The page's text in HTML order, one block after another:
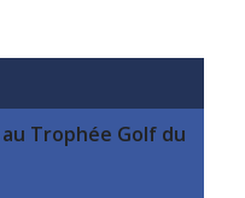
Trophée Golf du